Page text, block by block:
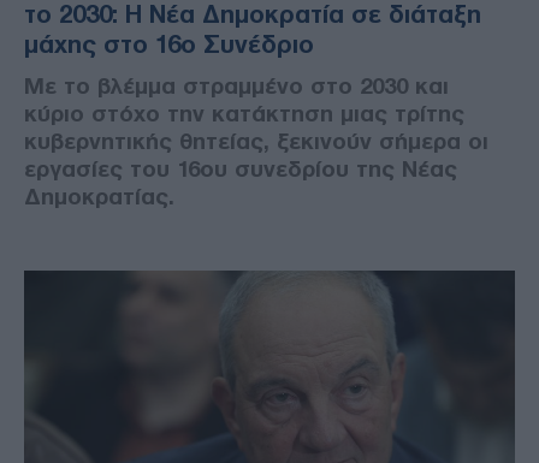
το 2030: Η Νέα Δημοκρατία σε διάταξη
μάχης στο 16ο Συνέδριο
Με το βλέμμα στραμμένο στο 2030 και
κύριο στόχο την κατάκτηση μιας τρίτης
κυβερνητικής θητείας, ξεκινούν σήμερα οι
εργασίες του 16ου συνεδρίου της Νέας
Δημοκρατίας.